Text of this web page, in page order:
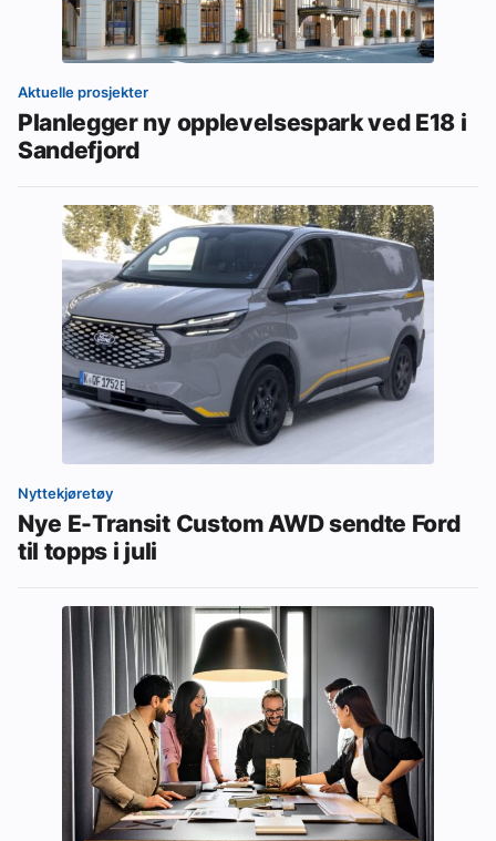
Aktuelle prosjekter
Planlegger ny opplevelsespark ved E18 i
Sandefjord
Nyttekjøretøy
Nye E-Transit Custom AWD sendte Ford
til topps i juli